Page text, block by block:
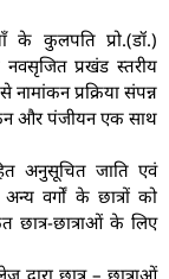
के कुलपति प्रो.(डॉ.)
प्रखंड स्तरीय
प्रक्रिया संपन्न
और पंजीयन एक साथ
अनुसूचित जाति एवं
वर्गों के छात्रों को
छात्राओं के लिए
छात्र – छात्राओं